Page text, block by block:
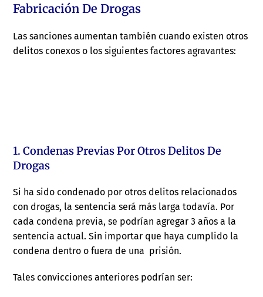
Fabricación De Drogas
Las sanciones aumentan también cuando existen otros
delitos conexos o los siguientes factores agravantes:
1. Condenas Previas Por Otros Delitos De
Drogas
Si ha sido condenado por otros delitos relacionados
con drogas, la sentencia será más larga todavía. Por
cada condena previa, se podrían agregar 3 años a la
sentencia actual. Sin importar que haya cumplido la
condena dentro o fuera de una prisión.
Tales convicciones anteriores podrían ser: